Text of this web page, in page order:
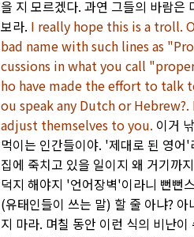
을 지 모르겠다. 과연 그들의 바람은
보라. I really hope this is a troll.
bad name with such lines as
cussions in what you call
ho have made the effort to talk
ou speak any Dutch or
adjust themselves to you. 이거
먹이는 인간들이야. '제대로 된 영
집에 죽치고 있을 일이지 왜 거기까
덕지 해야지 '언어장벽'이라니 뻔뻔
(유태인들이 쓰는 말) 할 줄 아냐?
지 마라. 며칠 동안 이런 식의 비난